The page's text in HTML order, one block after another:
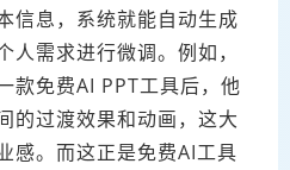
信息，系统就能自动生成
需求进行微调。例如，
款免费AI PPT工具后，他
的过渡效果和动画，这大
感。而这正是免费AI工具